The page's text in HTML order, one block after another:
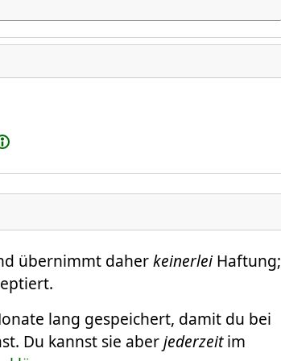
übernimmt daherkeinerlei Haftung;
lang gespeichert, damit du bei
Du kannst sie aberjederzeitim